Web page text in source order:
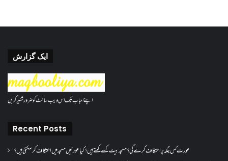
ایک گزارش
اپنے احباب تک اس ویب سائٹ کو ضرور شئیر کریں
Recent Posts
عورت کس جگہ پر اعتکاف کرے گی؟مسجد بیت کسے کہتے ہیں؟کیا عورتیں مسجد میں اعتکاف کر سکتی ہیں؟